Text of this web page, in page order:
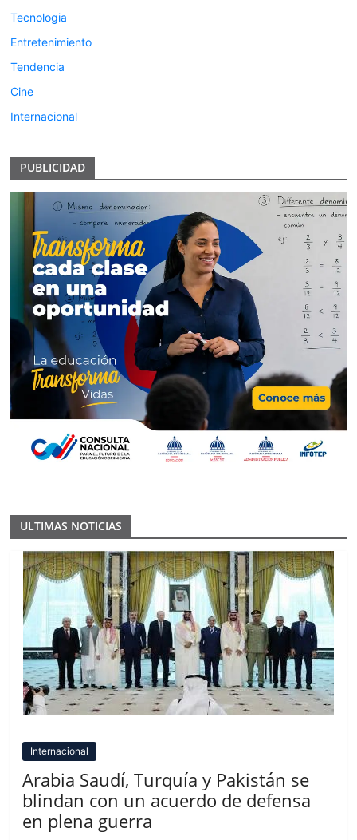
Tecnologia
Entretenimiento
Tendencia
Cine
Internacional
PUBLICIDAD
ULTIMAS NOTICIAS
Internacional
Arabia Saudí, Turquía y Pakistán se
blindan con un acuerdo de defensa
en plena guerra